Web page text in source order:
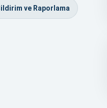
ve Raporlama